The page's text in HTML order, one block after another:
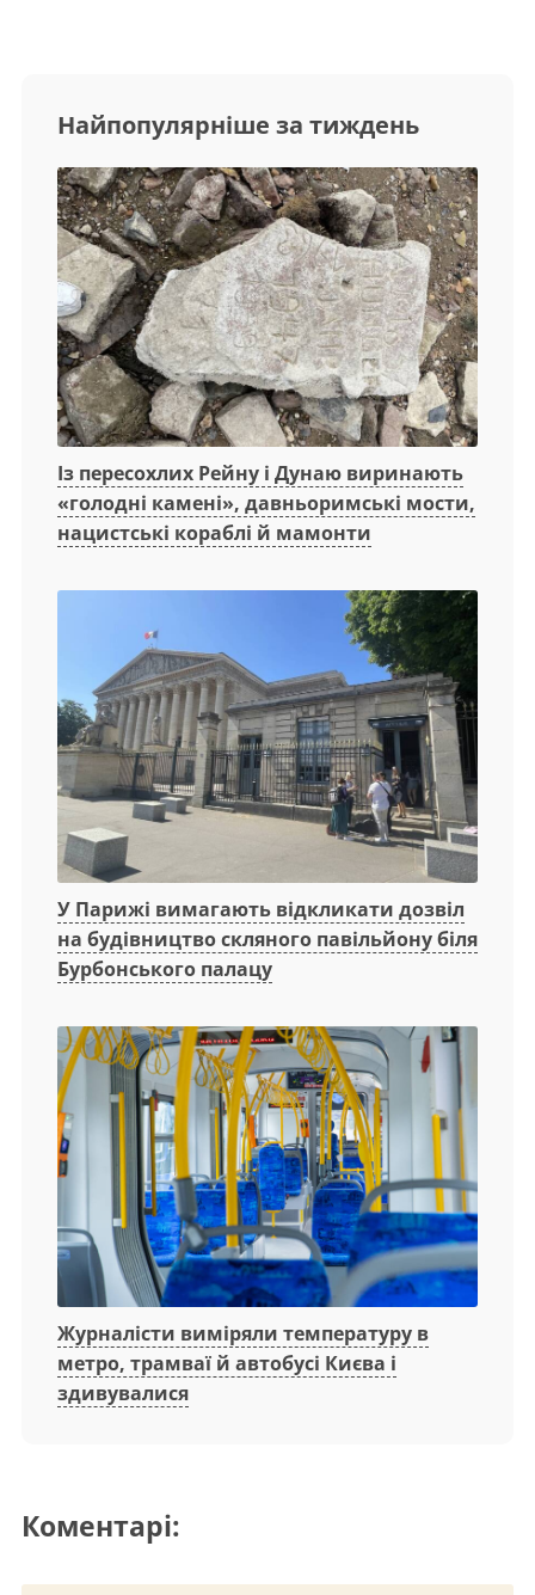
Найпопулярніше за тиждень
Із пересохлих Рейну і Дунаю виринають
«голодні камені», давньоримські мости,
нацистські кораблі й мамонти
У Парижі вимагають відкликати дозвіл
на будівництво скляного павільйону біля
Бурбонського палацу
Журналісти виміряли температуру в
метро, трамваї й автобусі Києва і
здивувалися
Коментарі: